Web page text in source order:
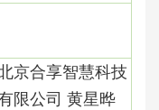
京合享智慧科技
限公司 黄星晔